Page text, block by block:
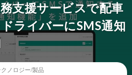
支援サービスで配車
ライバーにSMS通知
クノロジー/製品